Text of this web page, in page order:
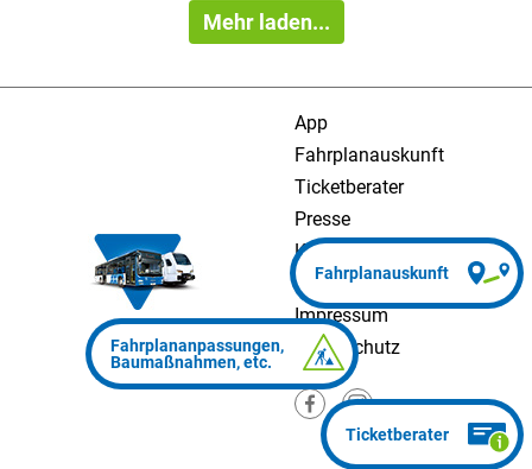
Mehr laden...
App
Fahrplanauskunft
Ticketberater
Presse
Kontakt
Barrierefreiheit
Impressum
Datenschutz